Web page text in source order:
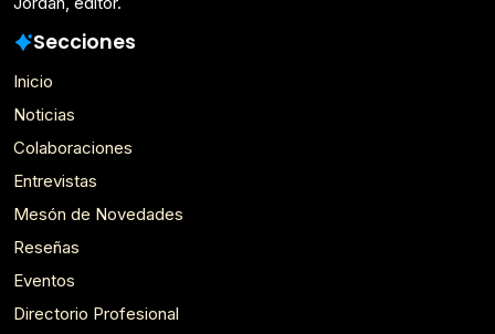
Secciones
Inicio
Noticias
Colaboraciones
Entrevistas
Mesón de Novedades
Reseñas
Eventos
Directorio Profesional